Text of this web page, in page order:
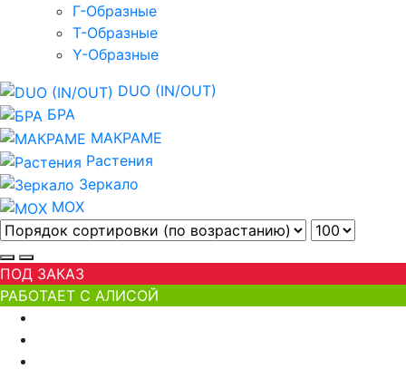
Г-Образные
Т-Образные
Y-Образные
DUO (IN/OUT)
БРА
МАКРАМЕ
Растения
Зеркало
МОХ
ПОД ЗАКАЗ
РАБОТАЕТ С АЛИСОЙ